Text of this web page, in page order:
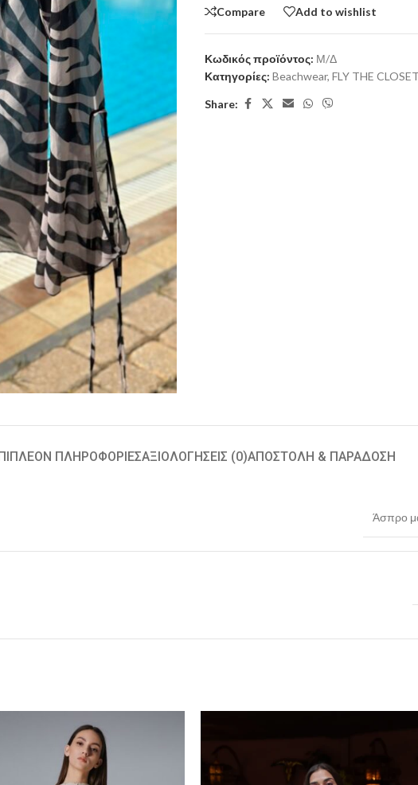
Compare Add to wishlist
Κωδικός προϊόντος: Μ/Δ
Κατηγορίες: Beachwear, FLY THE CLOSET
Share:
ΠΛΗΡΟΦΟΡΊΕΣΑΞΙΟΛΟΓΉΣΕΙΣ (0)ΑΠΟΣΤΟΛΉ & ΠΑΡΆΔΟΣΗ
Άσπρο